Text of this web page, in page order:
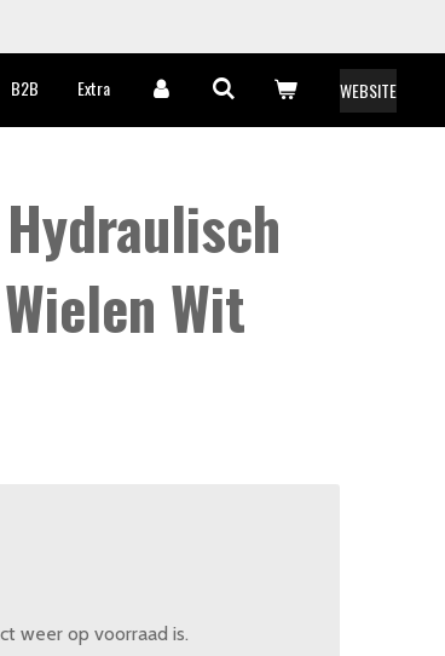
B2B Extra WEBSITE
Wit
weer op voorraad is.